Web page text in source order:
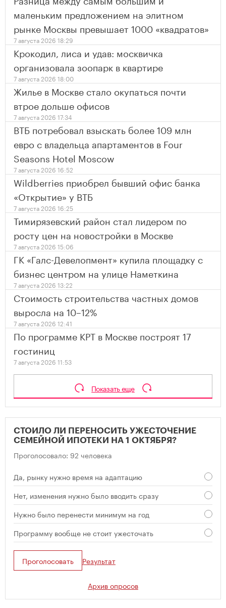
маленьким предложением на элитном
рынке Москвы превышает 1000 «квадратов»
7 августа 2026 18:29
Крокодил, лиса и удав: москвичка
организовала зоопарк в квартире
7 августа 2026 18:00
Жилье в Москве стало окупаться почти
втрое дольше офисов
7 августа 2026 17:34
ВТБ потребовал взыскать более 109 млн
евро с владельца апартаментов в Four
Seasons Hotel Moscow
7 августа 2026 16:52
Wildberries приобрел бывший офис банка
«Открытие» у ВТБ
7 августа 2026 16:25
Тимирязевский район стал лидером по
росту цен на новостройки в Москве
7 августа 2026 15:06
ГК «Галс-Девелопмент» купила площадку с
бизнес центром на улице Наметкина
7 августа 2026 13:22
Стоимость строительства частных домов
выросла на 10–12%
7 августа 2026 12:41
По программе КРТ в Москве построят 17
гостиниц
7 августа 2026 11:53
Показать еще
СТОИЛО ЛИ ПЕРЕНОСИТЬ УЖЕСТОЧЕНИЕ
СЕМЕЙНОЙ ИПОТЕКИ НА 1 ОКТЯБРЯ?
Проголосовало: 92 человека
Да, рынку нужно время на адаптацию
Нет, изменения нужно было вводить сразу
Нужно было перенести минимум на год
Программу вообще не стоит ужесточать
Проголосовать Результат
Архив опросов